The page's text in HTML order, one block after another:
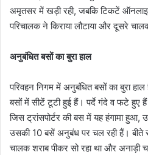
अमृतसर में खड़ी रही, जबकि टिकटें
परिचालक ने किराया लौटाया और दूसरे
अनुबंधित बसों का बुरा हाल
परिवहन निगम में अनुबंधित बसों का बुरा
बसों में सीटें टूटी हुई हैं। पर्दे गंदे व फटे हुए
जिस ट्रांसपोर्टर की बस में यह हंगामा हुआ,
उसकी 10 बसें अनुबंध पर चल रही हैं। बीते
चालक शराब पीकर सो रहा था और अनाड़ी